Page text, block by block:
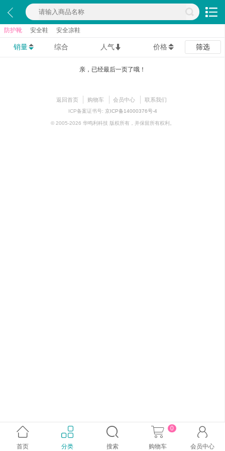
防护靴 安全鞋 安全凉鞋
销量 综合 人气 价格 筛选
亲，已经最后一页了哦！
返回首页 购物车 会员中心 联系我们
ICP备案证书号: 京ICP备14000376号-4
© 2005-2026 华鸣利科技 版权所有，并保留所有权利。

首页

分类

搜索

购物车
0 
会员中心